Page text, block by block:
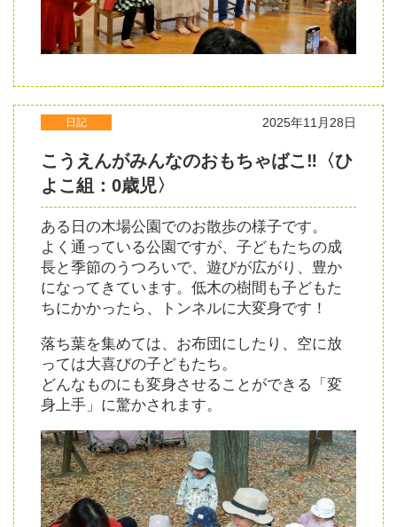
日記 2025年11月28日
こうえんがみんなのおもちゃばこ‼〈ひ
よこ組：0歳児〉
ある日の木場公園でのお散歩の様子です。
よく通っている公園ですが、子どもたちの成
長と季節のうつろいで、遊びが広がり、豊か
になってきています。低木の樹間も子どもた
ちにかかったら、トンネルに大変身です！
落ち葉を集めては、お布団にしたり、空に放
っては大喜びの子どもたち。
どんなものにも変身させることができる「変
身上手」に驚かされます。